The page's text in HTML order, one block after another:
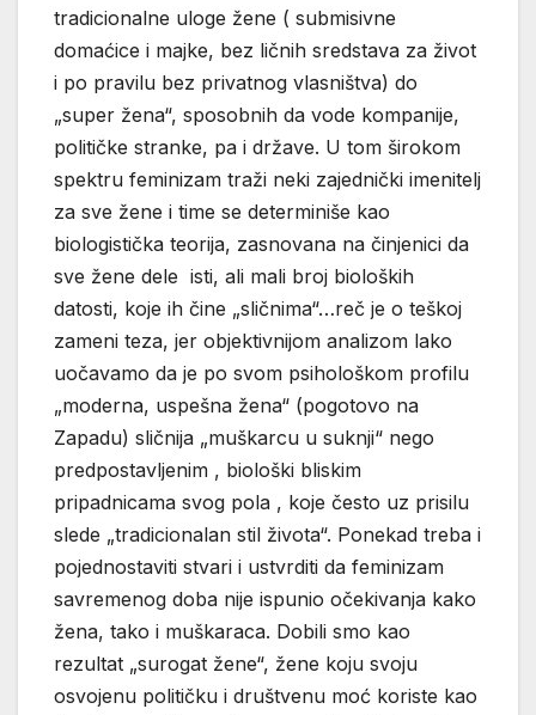
tradicionalne uloge žene ( submisivne
domaćice i majke, bez ličnih sredstava za život
i po pravilu bez privatnog vlasništva) do
„super žena“, sposobnih da vode kompanije,
političke stranke, pa i države. U tom širokom
spektru feminizam traži neki zajednički imenitelj
za sve žene i time se determiniše kao
biologistička teorija, zasnovana na činjenici da
sve žene dele isti, ali mali broj bioloških
datosti, koje ih čine „sličnima“…reč je o teškoj
zameni teza, jer objektivnijom analizom lako
uočavamo da je po svom psihološkom profilu
„moderna, uspešna žena“ (pogotovo na
Zapadu) sličnija „muškarcu u suknji“ nego
predpostavljenim , biološki bliskim
pripadnicama svog pola , koje često uz prisilu
slede „tradicionalan stil života“. Ponekad treba i
pojednostaviti stvari i ustvrditi da feminizam
savremenog doba nije ispunio očekivanja kako
žena, tako i muškaraca. Dobili smo kao
rezultat „surogat žene“, žene koju svoju
osvojenu političku i društvenu moć koriste kao